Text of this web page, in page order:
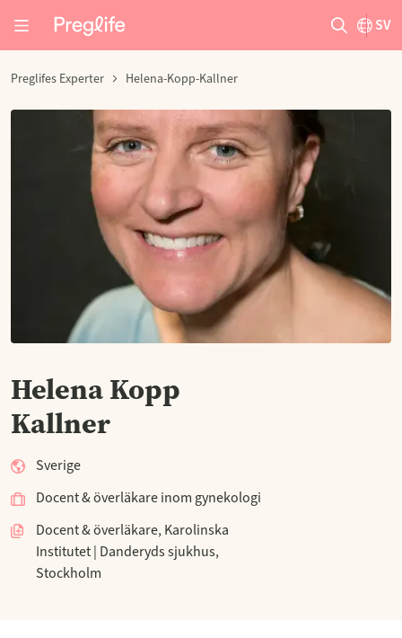
SV
Preglifes Experter Helena-Kopp-Kallner
Helena Kopp
Kallner
Sverige
Docent & överläkare inom gynekologi
Docent & överläkare, Karolinska
Institutet | Danderyds sjukhus,
Stockholm